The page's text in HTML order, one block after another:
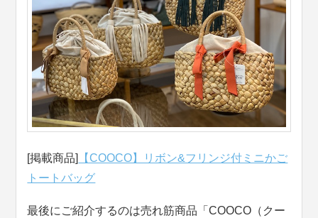
[掲載商品]
【COOCO】リボン&フリンジ付ミニかご
トートバッグ
最後にご紹介するのは売れ筋商品「COOCO（クー